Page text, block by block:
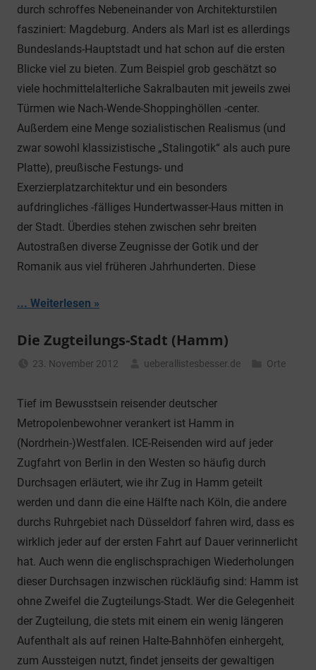
durch schroffes Nebeneinander von Architekturstilen
fasziniert: Magdeburg. Anders als Marl ist es allerdings
Bundeslands-Hauptstadt und hat schon auf die ersten
Blicke viel zu bieten. Zum Beispiel grob geschätzt so
viele hochmittelalterliche Sakralbauten mit jeweils zwei
Türmen wie Nach-Wende-Shoppinghöllen -center.
Außerdem eine Menge sozialistischen Realismus (und
zwar sowohl klassizistische „Stalingotik“ als auch pure
Platte), preußische Festungs- und
Exerzierplatzarchitektur und ein besonders
aufdringliches -fälliges Hundertwasser-Haus mitten in
der Stadt. Überdies stehen zwischen sehr breiten
Autostraßen diverse Zeugnisse der Gotik und der
Romanik aus viel früheren Jahrhunderten. Diese
... Weiterlesen
Die Zugteilungs-Stadt (Hamm)
23. November 2012 ueberallistesbesser.de Orte
Tief im Bewusstsein reisender deutscher
Metropolenbewohner verankert ist Hamm in
(Nordrhein-)Westfalen. ICE-Reisenden wird auf jeder
Zugfahrt von Berlin in den Westen so häufig durch
Durchsagen erläutert, wie ihr Zug in Hamm geteilt
werden und dann die eine Hälfte nach Köln, die andere
durchs Ruhrgebiet nach Düsseldorf fahren wird, dass es
wirklich jeder auf der ersten Fahrt auf Dauer verinnerlicht
hat. Auch wenn die englischsprachigen Wiederholungen
dieser Durchsagen inzwischen rückläufig sind: Hamm ist
ohne Zweifel die Zugteilungs-Stadt. Wer die Gelegenheit
der Zugteilung, die stets mit einem ein wenig längeren
Aufenthalt als auf reinen Halte-Bahnhöfen einhergeht,
zum Aussteigen nutzt, findet jenseits der gewaltigen